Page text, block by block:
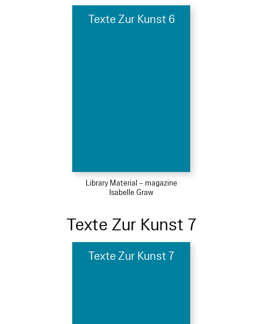
Texte Zur Kunst 6
Library Material – magazine
Isabelle Graw
Texte Zur Kunst 7
Texte Zur Kunst 7